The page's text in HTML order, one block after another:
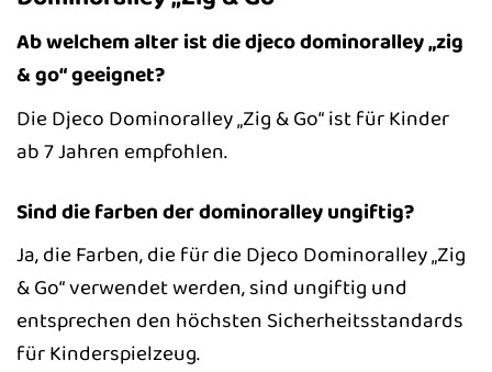
Ab welchem alter ist die djeco dominoralley „zig
& go“ geeignet?
Die Djeco Dominoralley „Zig & Go“ ist für Kinder
ab 7 Jahren empfohlen.
Sind die farben der dominoralley ungiftig?
Ja, die Farben, die für die Djeco Dominoralley „Zig
& Go“ verwendet werden, sind ungiftig und
entsprechen den höchsten Sicherheitsstandards
für Kinderspielzeug.